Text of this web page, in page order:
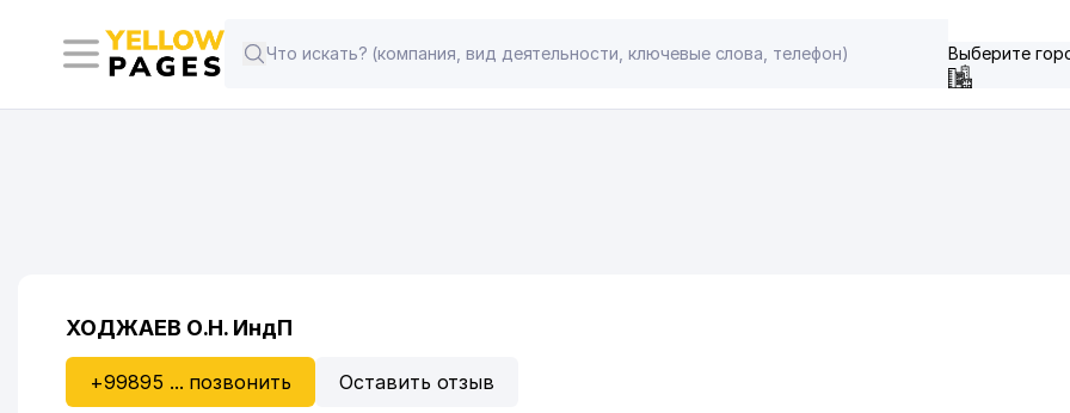
Выберите
ХОДЖАЕВ О.Н. ИндП
+99895 ... позвонить Оставить отзыв